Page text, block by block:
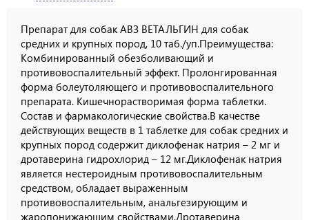
Препарат для собак АВЗ ВЕТАЛЬГИН для собак
средних и крупных пород, 10 таб./уп.Преимущества:
Комбинированный обезболивающий и
противовоспалительный эффект. Пролонгированная
форма болеутоляющего и противовоспалительного
препарата. Кишечнорастворимая форма таблетки.
Состав и фармакологические свойства.В качестве
действующих веществ в 1 таблетке для собак средних и
крупных пород содержит диклофенак натрия – 2 мг и
дротаверина гидрохлорид – 12 мг.Диклофенак натрия
является нестероидным противовоспалительным
средством, обладает выраженным
противовоспалительным, анальгезирующим и
жаропонижающим свойствами.Дротаверина